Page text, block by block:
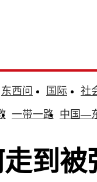
东西问 国际
社
一带一路 中国—
到被